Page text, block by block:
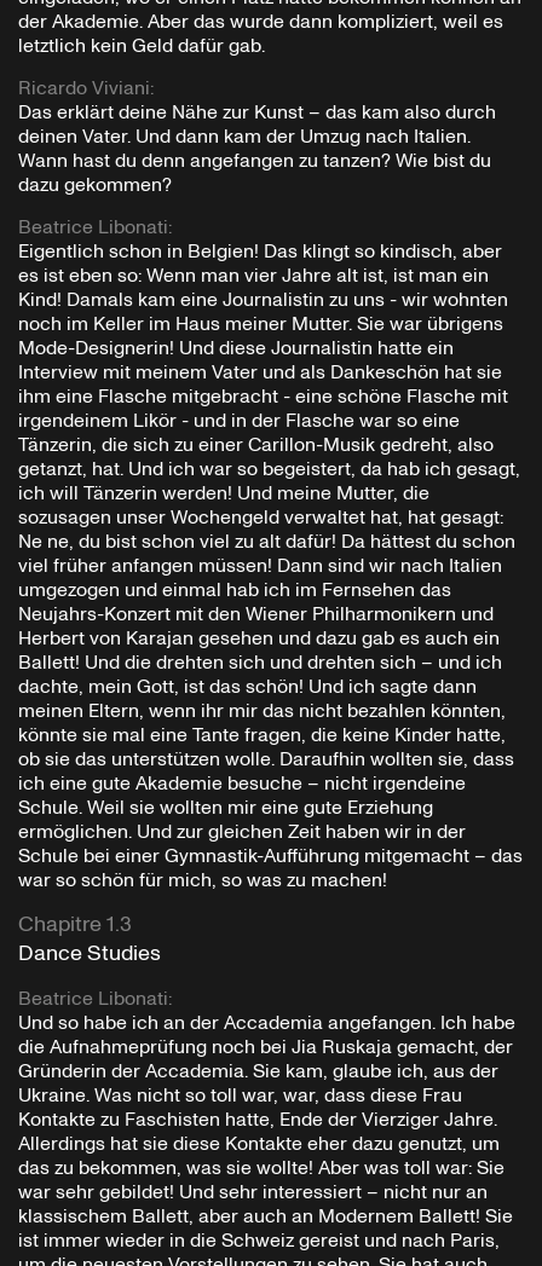
der Akademie. Aber das wurde dann kompliziert, weil es
letztlich kein Geld dafür gab.
Ricardo Viviani:
Das erklärt deine Nähe zur Kunst – das kam also durch
deinen Vater. Und dann kam der Umzug nach Italien.
Wann hast du denn angefangen zu tanzen? Wie bist du
dazu gekommen?
Beatrice Libonati:
Eigentlich schon in Belgien! Das klingt so kindisch, aber
es ist eben so: Wenn man vier Jahre alt ist, ist man ein
Kind! Damals kam eine Journalistin zu uns - wir wohnten
noch im Keller im Haus meiner Mutter. Sie war übrigens
Mode-Designerin! Und diese Journalistin hatte ein
Interview mit meinem Vater und als Dankeschön hat sie
ihm eine Flasche mitgebracht - eine schöne Flasche mit
irgendeinem Likör - und in der Flasche war so eine
Tänzerin, die sich zu einer Carillon-Musik gedreht, also
getanzt, hat. Und ich war so begeistert, da hab ich gesagt,
ich will Tänzerin werden! Und meine Mutter, die
sozusagen unser Wochengeld verwaltet hat, hat gesagt:
Ne ne, du bist schon viel zu alt dafür! Da hättest du schon
viel früher anfangen müssen! Dann sind wir nach Italien
umgezogen und einmal hab ich im Fernsehen das
Neujahrs-Konzert mit den Wiener Philharmonikern und
Herbert von Karajan gesehen und dazu gab es auch ein
Ballett! Und die drehten sich und drehten sich – und ich
dachte, mein Gott, ist das schön! Und ich sagte dann
meinen Eltern, wenn ihr mir das nicht bezahlen könnten,
könnte sie mal eine Tante fragen, die keine Kinder hatte,
ob sie das unterstützen wolle. Daraufhin wollten sie, dass
ich eine gute Akademie besuche – nicht irgendeine
Schule. Weil sie wollten mir eine gute Erziehung
ermöglichen. Und zur gleichen Zeit haben wir in der
Schule bei einer Gymnastik-Aufführung mitgemacht – das
war so schön für mich, so was zu machen!
Chapitre 1.3
Dance Studies
Beatrice Libonati:
Und so habe ich an der Accademia angefangen. Ich habe
die Aufnahmeprüfung noch bei Jia Ruskaja gemacht, der
Gründerin der Accademia. Sie kam, glaube ich, aus der
Ukraine. Was nicht so toll war, war, dass diese Frau
Kontakte zu Faschisten hatte, Ende der Vierziger Jahre.
Allerdings hat sie diese Kontakte eher dazu genutzt, um
das zu bekommen, was sie wollte! Aber was toll war: Sie
war sehr gebildet! Und sehr interessiert – nicht nur an
klassischem Ballett, aber auch an Modernem Ballett! Sie
ist immer wieder in die Schweiz gereist und nach Paris,